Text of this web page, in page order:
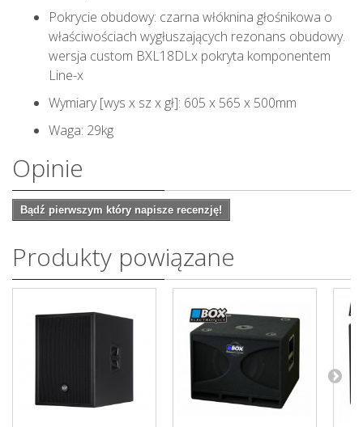
Pokrycie obudowy: czarna włóknina głośnikowa o
właściwościach wygłuszających rezonans obudowy.
wersja custom BXL18DLx pokryta komponentem
Line-x
Wymiary [wys x sz x gł]: 605 x 565 x 500mm
Waga: 29kg
Opinie
Bądź pierwszym który napisze recenzję!
Produkty powiązane